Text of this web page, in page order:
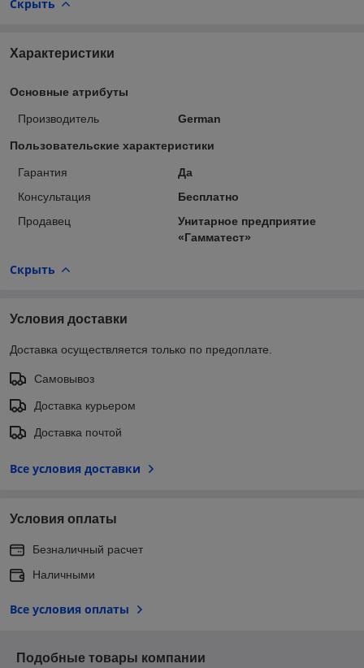
Скрыть
Характеристики
Основные атрибуты
Производитель German
Пользовательские характеристики
Гарантия
Да
Консультация
Бесплатно
Продавец
Унитарное предприятие
«Гамматест»
Скрыть
Условия доставки
Доставка осуществляется только по предоплате.
Самовывоз
Доставка курьером
Доставка почтой
Все условия доставки
Условия оплаты
Безналичный расчет
Наличными
Все условия оплаты
Подобные товары компании